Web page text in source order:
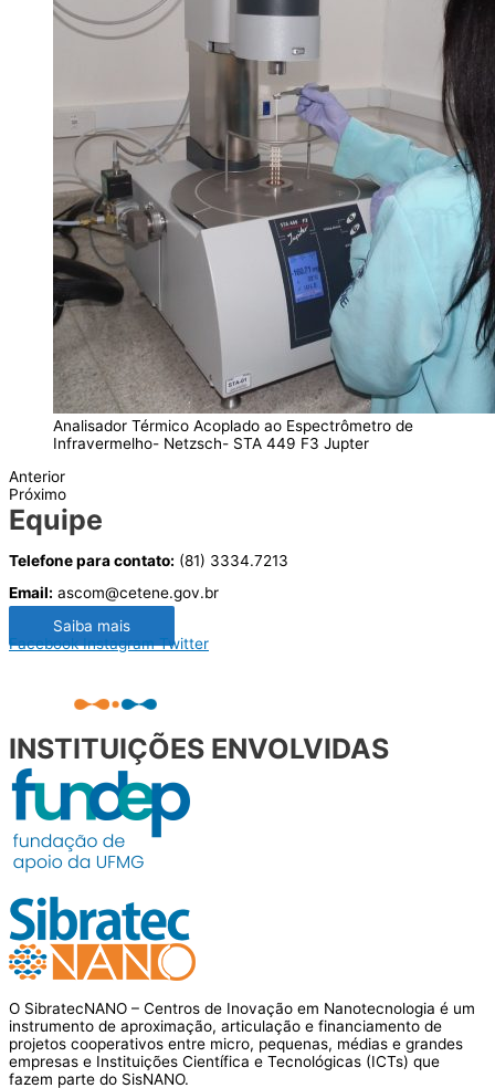
Analisador Térmico Acoplado ao Espectrômetro de
Infravermelho- Netzsch- STA 449 F3 Jupter
Anterior
Próximo
Equipe
Telefone para contato: (81) 3334.7213
Email: ascom@cetene.gov.br
Saiba mais
Facebook Instagram Twitter
INSTITUIÇÕES ENVOLVIDAS
O SibratecNANO – Centros de Inovação em Nanotecnologia é um
instrumento de aproximação, articulação e financiamento de
projetos cooperativos entre micro, pequenas, médias e grandes
empresas e Instituições Científica e Tecnológicas (ICTs) que
fazem parte do SisNANO.